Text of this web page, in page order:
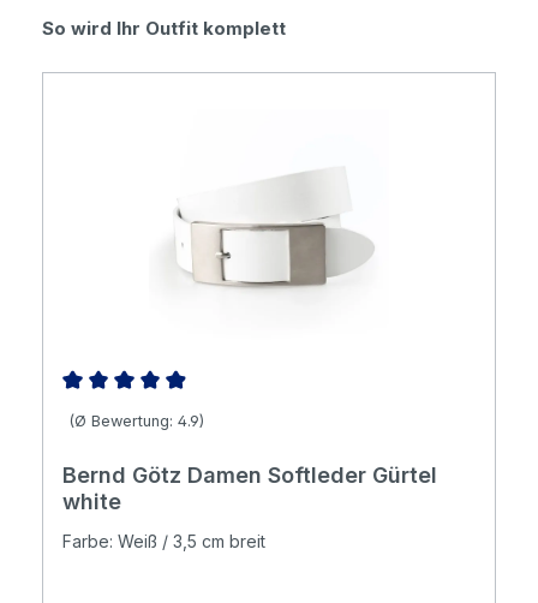
Produktgalerie überspringen
So wird Ihr Outfit komplett
Durchschnittliche Bewertung von 4.88 von 5 Sternen
(Ø Bewertung: 4.9)
Bernd Götz Damen Softleder Gürtel
white
Farbe: Weiß / 3,5 cm breit